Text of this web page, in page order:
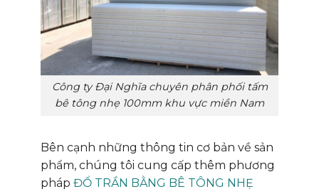
Công ty Đại Nghĩa chuyên phân phối tấm
bê tông nhẹ 100mm khu vực miền Nam
Bên cạnh những thông tin cơ bản về sản
phẩm, chúng tôi cung cấp thêm phương
pháp ĐỔ TRẦN BẰNG BÊ TÔNG NHẸ